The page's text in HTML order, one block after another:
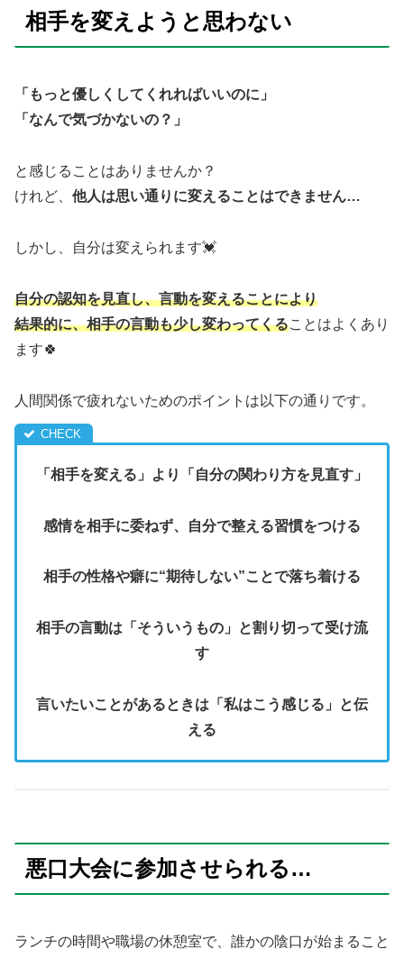
相手を変えようと思わない
「もっと優しくしてくれればいいのに」
「なんで気づかないの？」
と感じることはありませんか？
けれど、 他人は思い通りに変えることはできません…
しかし、自分は変えられます💓
自分の認知を見直し、言動を変えることにより
結果的に、相手の言動も少し変わってくることはよくあり
ます🍀
人間関係で疲れないためのポイントは以下の通りです。
「相手を変える」より「自分の関わり方を見直す」
感情を相手に委ねず、自分で整える習慣をつける
相手の性格や癖に“期待しない”ことで落ち着ける
相手の言動は「そういうもの」と割り切って受け流
す
言いたいことがあるときは「私はこう感じる」と伝
える
悪口大会に参加させられる…
ランチの時間や職場の休憩室で、誰かの陰口が始まること